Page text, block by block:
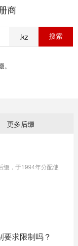
商
.kz
更多后缀
缀，于1994年分配使
求限制吗？